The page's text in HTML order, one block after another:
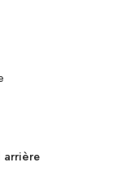
arrière